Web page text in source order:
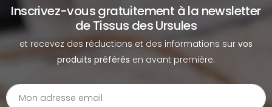
Inscrivez-vous gratuitement à la newsletter
de Tissus des Ursules
et recevez des réductions et des informations sur vos
produits préférés en avant première.